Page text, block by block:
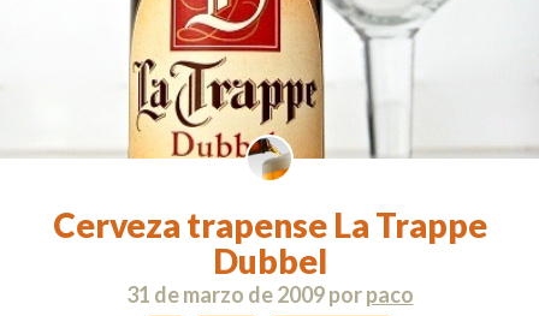
Cerveza trapense La Trappe
Dubbel
31 de marzo de 2009porpaco